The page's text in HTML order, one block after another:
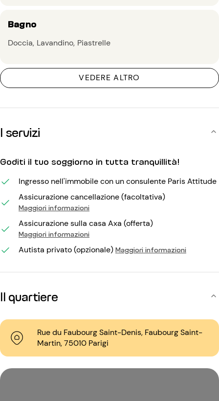
Bagno
Doccia Lavandino Piastrelle
VEDERE ALTRO
I servizi
Goditi il tuo soggiorno in tutta tranquillità!
Ingresso nell'immobile con un consulente Paris Attitude
Assicurazione cancellazione (facoltativa)
Maggiori informazioni
Assicurazione sulla casa Axa (offerta)
Maggiori informazioni
Autista privato (opzionale) Maggiori informazioni
Il quartiere
Rue du Faubourg Saint-Denis, Faubourg Saint-
Martin, 75010 Parigi